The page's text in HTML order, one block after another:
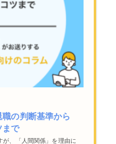
の判断基準から
まで
が、「人間関係」を理由に